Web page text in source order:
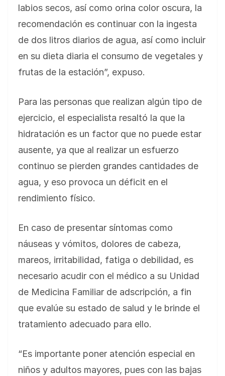
labios secos, así como orina color oscura, la
recomendación es continuar con la ingesta
de dos litros diarios de agua, así como incluir
en su dieta diaria el consumo de vegetales y
frutas de la estación”, expuso.
Para las personas que realizan algún tipo de
ejercicio, el especialista resaltó la que la
hidratación es un factor que no puede estar
ausente, ya que al realizar un esfuerzo
continuo se pierden grandes cantidades de
agua, y eso provoca un déficit en el
rendimiento físico.
En caso de presentar síntomas como
náuseas y vómitos, dolores de cabeza,
mareos, irritabilidad, fatiga o debilidad, es
necesario acudir con el médico a su Unidad
de Medicina Familiar de adscripción, a fin
que evalúe su estado de salud y le brinde el
tratamiento adecuado para ello.
“Es importante poner atención especial en
niños y adultos mayores, pues con las bajas